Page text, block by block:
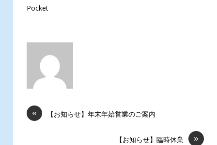
Pocket
« 【お知らせ】年末年始営業のご案内
»
【お知らせ】臨時休業